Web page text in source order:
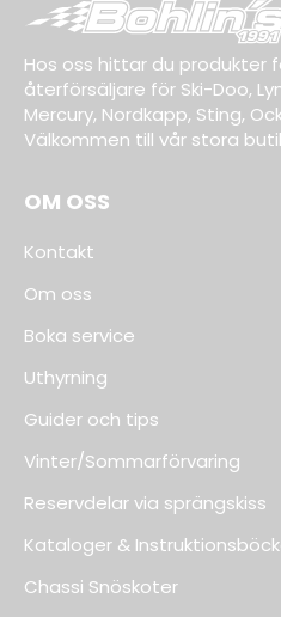
Hos oss hittar du produkter
återförsäljare för Ski-Doo,
Mercury, Nordkapp, Sting,
Välkommen till vår stora
OM OSS
Kontakt
Om oss
Boka service
Uthyrning
Guider och tips
Vinter/Sommarförvaring
Reservdelar via sprängskiss
Kataloger &
Chassi Snöskoter